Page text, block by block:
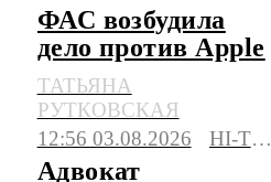
ФАС возбудила
дело против Apple
ТАТЬЯНА
РУТКОВСКАЯ
12:56 03.08.2026
HI-TECH
Адвокат